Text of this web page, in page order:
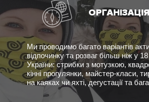
Ми проводимо багато варіантів
відпочинку та розваг більш ніж у 18
України: стрибки з мотузкою,
кінні прогулянки, майстер-класи,
на каяках чи яхті, дегустації та